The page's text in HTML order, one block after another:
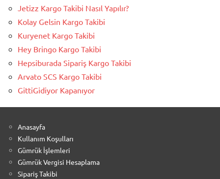
Jetizz Kargo Takibi Nasıl Yapılır?
Kolay Gelsin Kargo Takibi
Kuryenet Kargo Takibi
Hey Bringo Kargo Takibi
Hepsiburada Sipariş Kargo Takibi
Arvato SCS Kargo Takibi
GittiGidiyor Kapanıyor
Anasayfa
Kullanım Koşulları
Gümrük İşlemleri
Gümrük Vergisi Hesaplama
Sipariş Takibi